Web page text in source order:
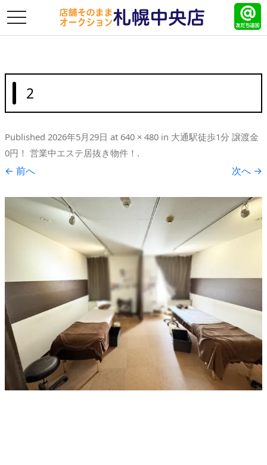
toggle
2
Published 2026年5月29日 at 640 × 480 in 大通駅徒歩1分 譲渡金
0円！ 営業中エステ居抜き物件！ .
← 前へ 次へ →